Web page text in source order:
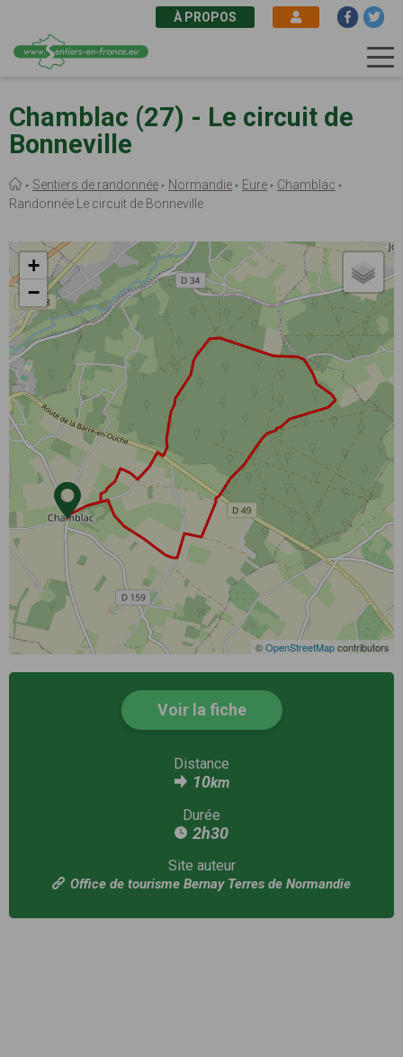
au
contenu
principal
À PROPOS
Chamblac (27) - Le circuit de
Bonneville
Fil
d'Ariane
Sentiers de randonnée Normandie Eure
Chamblac
Randonnée Le circuit de Bonneville
+
−
©OpenStreetMapcontributors
Voir la fiche
Distance
10km
Durée
2h30
Site auteur
Office de tourisme Bernay Terres de Normandie